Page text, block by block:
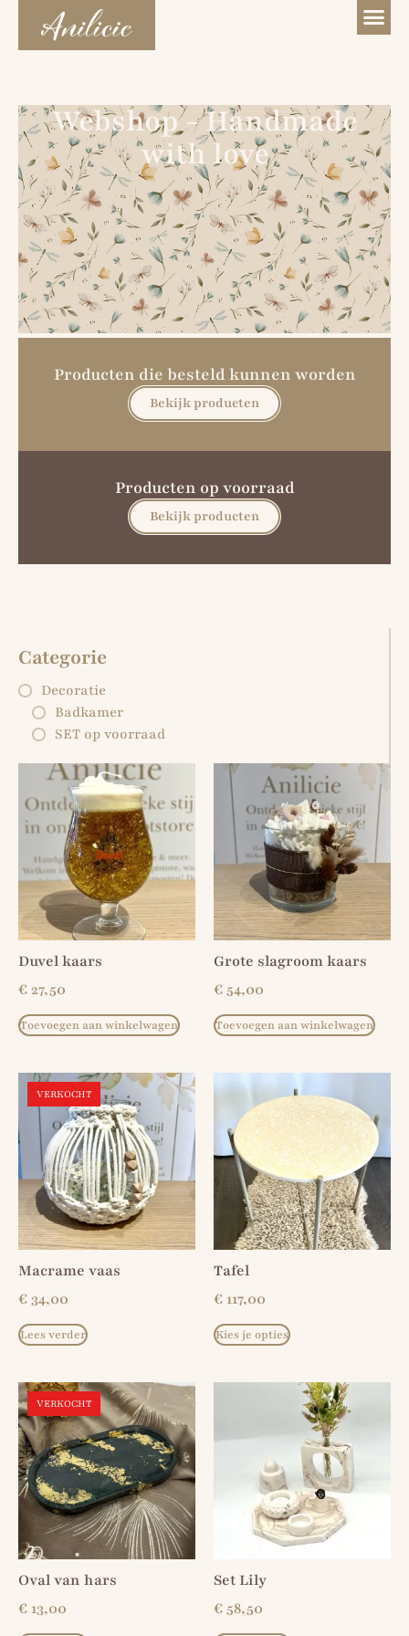
Webshop - Handmade
with love
Producten die besteld kunnen worden
Bekijk producten
Producten op voorraad
Bekijk producten
Categorie
Decoratie
Badkamer
SET op voorraad
Duvel kaars
€27,50
Toevoegen aan winkelwagen
Grote slagroom kaars
€54,00
Toevoegen aan winkelwagen
VERKOCHT
Macrame vaas
€34,00
Lees verder
Tafel
€ 117,00
Kies je opties
VERKOCHT
Oval van hars
€ 13,00
Set Lily
€58,50